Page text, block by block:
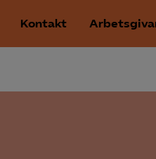
Kontakt